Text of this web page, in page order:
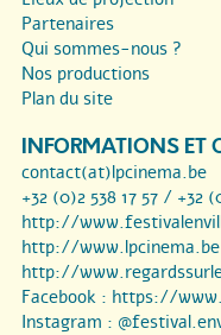
Partenaires
Qui sommes-nous ?
Nos productions
Plan du site
INFORMATIONS ET
contact(at)lpcinema.be
+32 (0)2 538 17 57 / +32
http://
http://www.lpcinema.be
http://
Facebook : https://
Instagram :